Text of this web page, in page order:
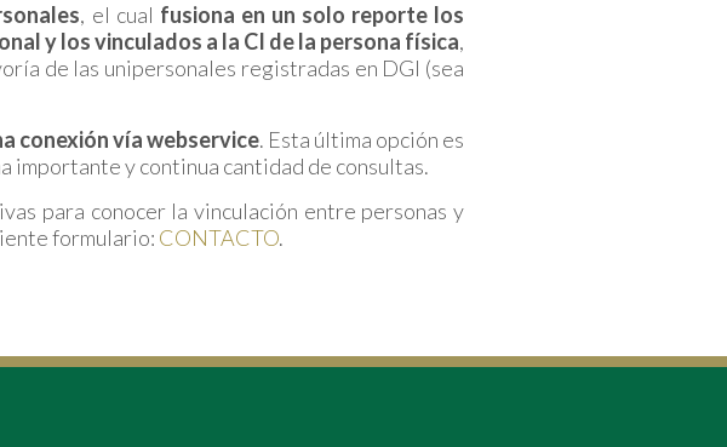
, el cual fusiona en un solo reporte los
y los vinculados a la CI de la persona física,
de las unipersonales registradas en DGI (sea
conexión vía webservice. Esta última opción es
importante y continua cantidad de consultas.
para conocer la vinculación entre personas y
formulario: CONTACTO.